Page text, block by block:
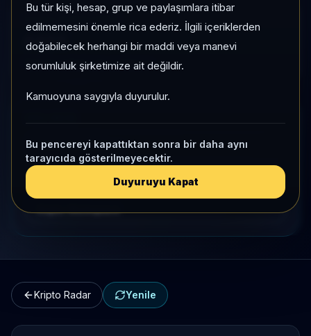
Bu tür kişi, hesap, grup ve paylaşımlara itibar
edilmemesini önemle rica ederiz. İlgili içeriklerden
doğabilecek herhangi bir maddi veya manevi
sorumluluk şirketimize ait değildir.
Kamuoyuna saygıyla duyurulur.
Bu pencereyi kapattıktan sonra bir daha aynı
tarayıcıda gösterilmeyecektir.
Duyuruyu Kapat
#455
Global market cap sıralaması
Kripto Karşılaştırma
Kategori Benchmark
Kripto Radar Yenile